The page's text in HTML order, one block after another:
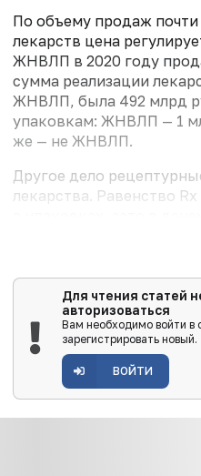
По объему продаж
лекарств цена
ЖНВЛП в 2020 году
сумма реализации
ЖНВЛП, была 492 млрд
упаковкам: ЖНВЛП — 1
же — не ЖНВЛП.
Другое дело
лекарства. Равенство
Для чтения статей
авторизоваться
Вам необходимо войти в
зарегистрировать новый.
ВОЙТИ